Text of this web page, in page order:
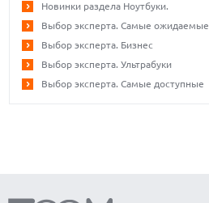
Новинки раздела Ноутбуки.
Выбор эксперта. Самые ожидаемые
Выбор эксперта. Бизнес
Выбор эксперта. Ультрабуки
Выбор эксперта. Самые доступные